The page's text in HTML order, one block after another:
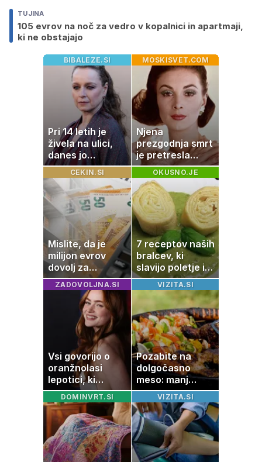
TUJINA
105 evrov na noč za vedro v kopalnici in apartmaji,
ki ne obstajajo
BIBALEZE.SI
Pri 14 letih je
živela na ulici,
danes jo
občuduje ves
svet
MOSKISVET.COM
Njena
prezgodnja smrt
je pretresla
modni svet: za
slavo se je
skrivala
tragedija
CEKIN.SI
Mislite, da je
milijon evrov
dovolj za
sanjsko
stanovanje? Te
številke so
šokirale Evropo
OKUSNO.JE
7 receptov naših
bralcev, ki
slavijo poletje in
tradicijo
ZADOVOLJNA.SI
Vsi govorijo o
oranžnolasi
lepotici, ki
navdušuje s
skrivnostno
vlogo
VIZITA.SI
Pozabite na
dolgočasno
meso: manj
maščobe, več
svežine
DOMINVRT.SI VIZITA.SI